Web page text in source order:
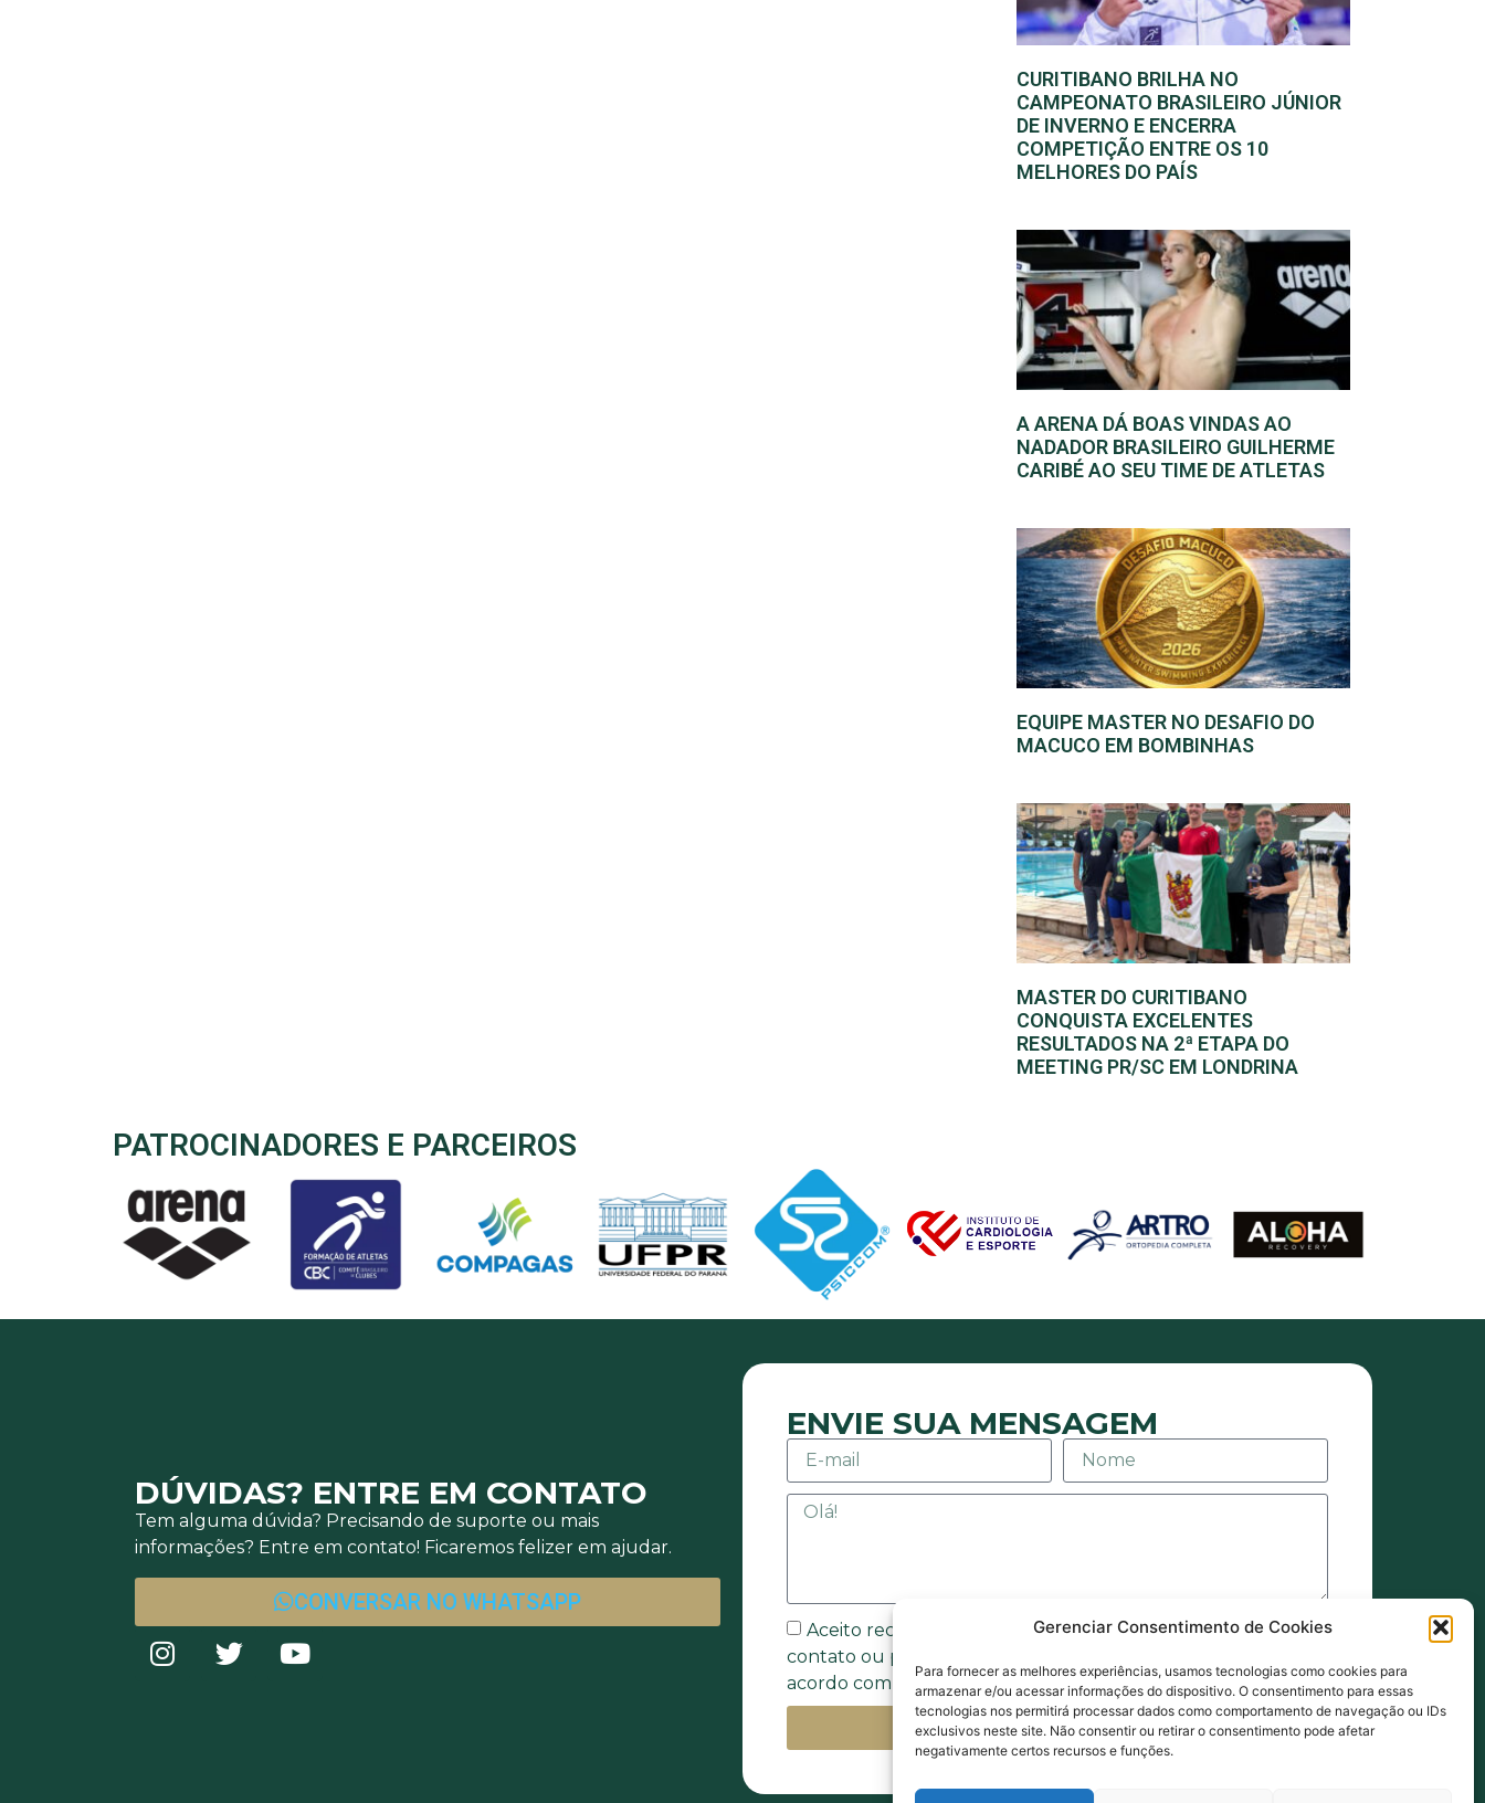
Gerenciar Consentimento de Cookies
Para fornecer as melhores experiências, usamos tecnologias como cookies para
armazenar e/ou acessar informações do dispositivo. O consentimento para essas
tecnologias nos permitirá processar dados como comportamento de navegação ou IDs
exclusivos neste site. Não consentir ou retirar o consentimento pode afetar
negativamente certos recursos e funções.
CURITIBANO BRILHA NO
CAMPEONATO BRASILEIRO JÚNIOR
DE INVERNO E ENCERRA
COMPETIÇÃO ENTRE OS 10
MELHORES DO PAÍS
A ARENA DÁ BOAS VINDAS AO
NADADOR BRASILEIRO GUILHERME
CARIBÉ AO SEU TIME DE ATLETAS
EQUIPE MASTER NO DESAFIO DO
MACUCO EM BOMBINHAS
MASTER DO CURITIBANO
CONQUISTA EXCELENTES
RESULTADOS NA 2ª ETAPA DO
MEETING PR/SC EM LONDRINA
PATROCINADORES E PARCEIROS
DÚVIDAS? ENTRE EM CONTATO
Tem alguma dúvida? Precisando de suporte ou mais
informações? Entre em contato! Ficaremos felizer em ajudar.
CONVERSAR NO WHATSAPP
ENVIE SUA MENSAGEM
Aceito receber mensagens ou e-mails sejam eles de
contato ou promocionais. Também estou de acordo com
acordo com a Política de Privacidade.
ENVIAR MENSAGEM